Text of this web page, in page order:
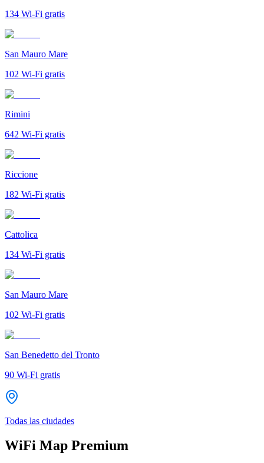
134 Wi-Fi gratis
San Mauro Mare
102 Wi-Fi gratis
Rimini
642 Wi-Fi gratis
Riccione
182 Wi-Fi gratis
Cattolica
134 Wi-Fi gratis
San Mauro Mare
102 Wi-Fi gratis
San Benedetto del Tronto
90 Wi-Fi gratis
Todas las ciudades
WiFi Map Premium